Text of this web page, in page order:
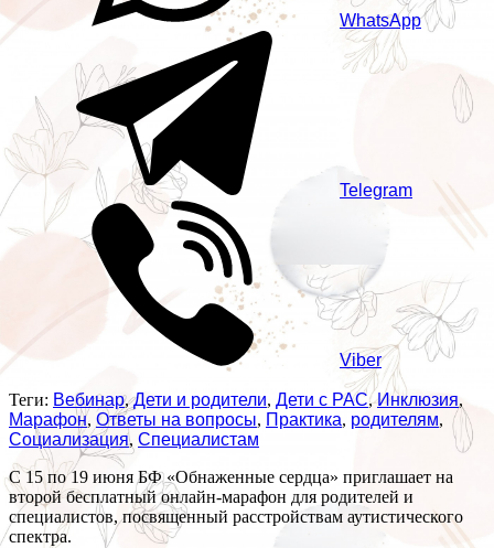
WhatsApp
Telegram
Viber
Теги: Вебинар,Дети и родители, Дети с РАС,Инклюзия,
Марафон, Ответы на вопросы, Практика, родителям,
Социализация, Специалистам
С 15 по 19 июня БФ «Обнаженные сердца» приглашает на
второй бесплатный онлайн-марафон для родителей и
специалистов, посвященный расстройствам аутистического
спектра.